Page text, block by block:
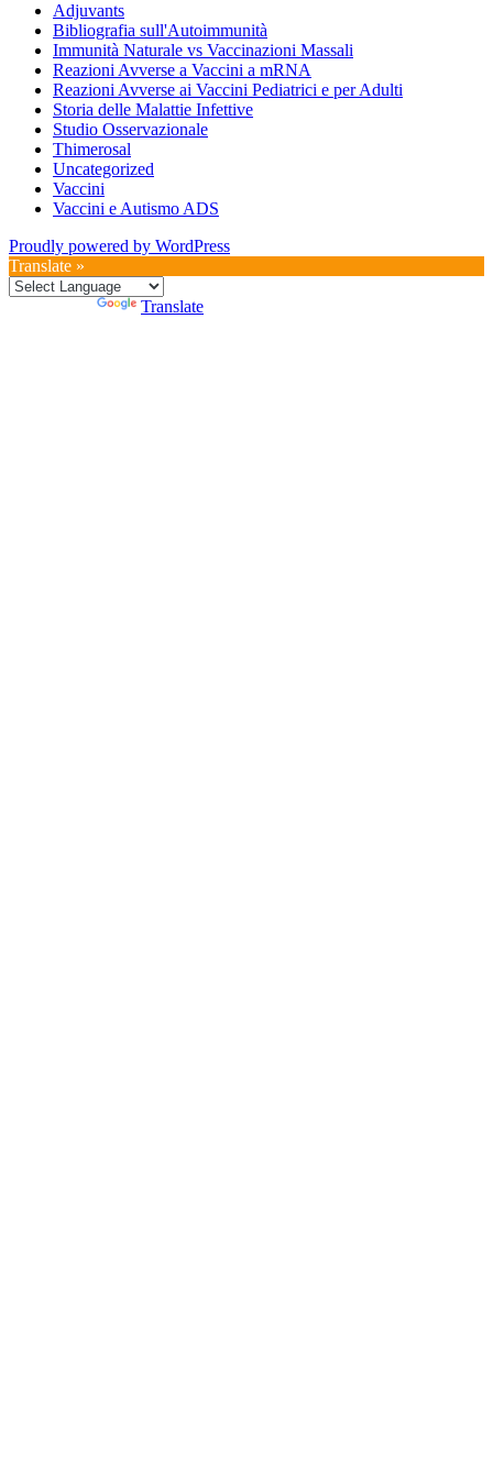
Adjuvants
Bibliografia sull'Autoimmunità
Immunità Naturale vs Vaccinazioni Massali
Reazioni Avverse a Vaccini a mRNA
Reazioni Avverse ai Vaccini Pediatrici e per Adulti
Storia delle Malattie Infettive
Studio Osservazionale
Thimerosal
Uncategorized
Vaccini
Vaccini e Autismo ADS
Proudly powered by WordPress
Translate »
Translate